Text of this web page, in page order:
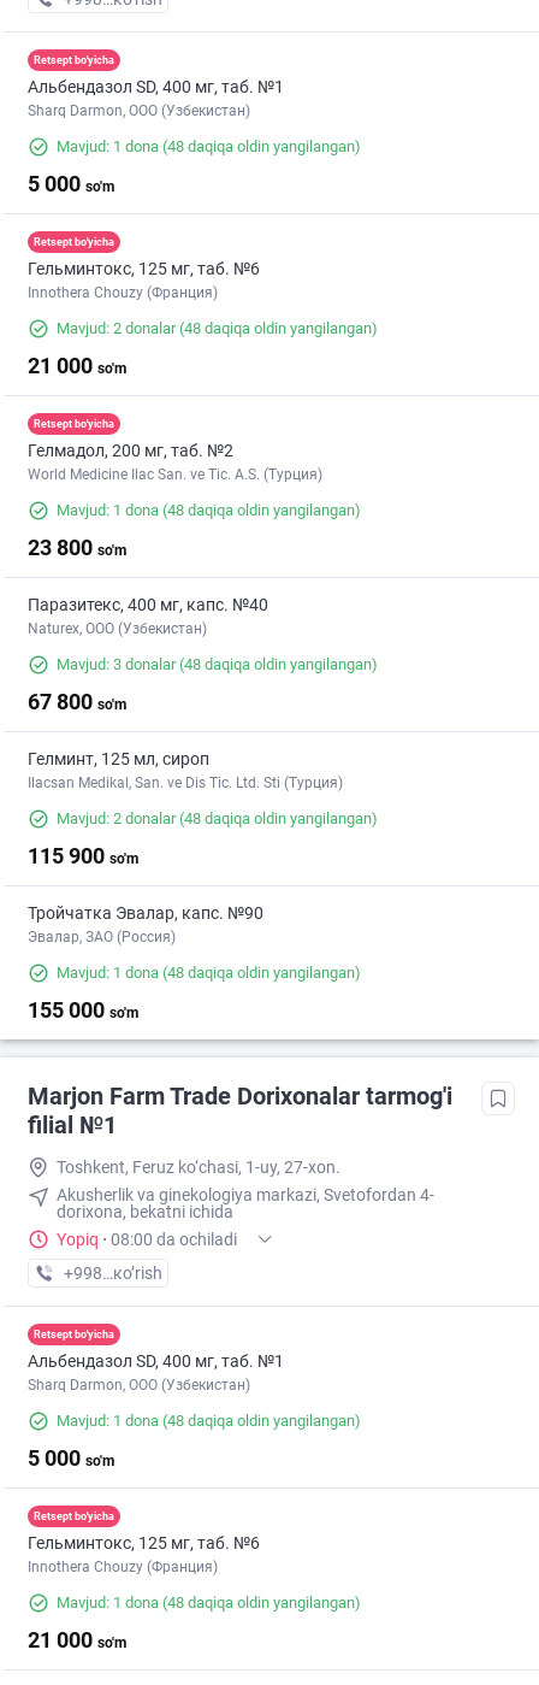
Retsept bo'yicha
Альбендазол SD, 400 мг, таб. №1
Sharq Darmon, OOO (Узбекистан)
Mavjud: 1 dona (48 daqiqa oldin yangilangan)
5 000 so'm
Retsept bo'yicha
Гельминтокс, 125 мг, таб. №6
Innothera Chouzy (Франция)
Mavjud: 2 donalar(48 daqiqa oldin yangilangan)
21 000 so'm
Retsept bo'yicha
Гелмадол, 200 мг, таб. №2
World Medicine Ilac San. ve Tic. A.S. (Турция)
Mavjud: 1 dona (48 daqiqa oldin yangilangan)
23 800 so'm
Паразитекс, 400 мг, капс. №40
Naturex, OOO (Узбекистан)
Mavjud: 3 donalar(48 daqiqa oldin yangilangan)
67 800 so'm
Гелминт, 125 мл, сироп
Ilacsan Medikal, San. ve Dis Tic. Ltd. Sti (Турция)
Mavjud: 2 donalar(48 daqiqa oldin yangilangan)
115 900 so'm
Тройчатка Эвалар, капс. №90
Эвалар, ЗАО (Россия)
Mavjud: 1 dona (48 daqiqa oldin yangilangan)
155 000 so'm
Marjon Farm Trade Dorixonalar tarmog'i
filial №1
Toshkent, Feruz ko‘chasi, 1-uy, 27-xon.
Akusherlik va ginekologiya markazi, Svetofordan 4-
dorixona, bekatni ichida
Yopiq · 08:00 da ochiladi
+998 (77) XXX-XX-XX
кo’rish
Retsept bo'yicha
Альбендазол SD, 400 мг, таб. №1
Sharq Darmon, OOO (Узбекистан)
Mavjud: 1 dona (48 daqiqa oldin yangilangan)
5 000 so'm
Retsept bo'yicha
Гельминтокс, 125 мг, таб. №6
Innothera Chouzy (Франция)
Mavjud: 1 dona (48 daqiqa oldin yangilangan)
21 000 so'm